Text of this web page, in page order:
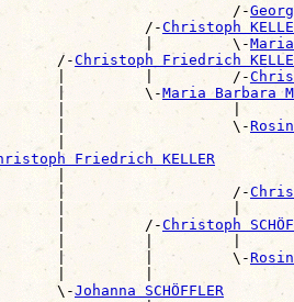
/-
/-
Christoph
|         \-
Maria
/-
Christoph Friedrich
|         |         /-
|         \-
Maria Barbara
|                   |
|                   \-
|
Friedrich KELLER
|
|                   /-
|                   |
|         /-
Christoph
|         |         |
|         |         \-
|         |
\-
Johanna SCHÖFFLER